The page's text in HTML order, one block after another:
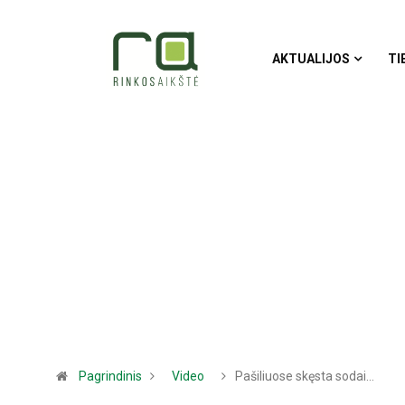
AKTUALIJOS
Pagrindinis Video Pašiliuose skęsta sodai…